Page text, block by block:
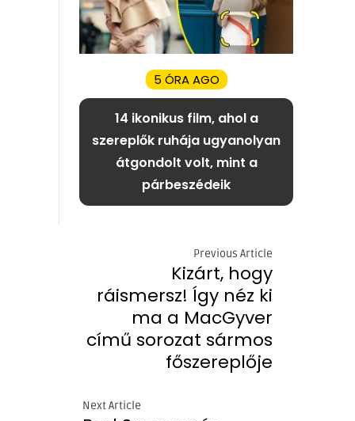
5 ÓRA AGO
14 ikonikus film, ahol a
szereplők ruhája ugyanolyan
átgondolt volt, mint a
párbeszédeik
Previous Article
Kizárt, hogy
ráismersz! Így néz ki
ma a MacGyver
című sorozat sármos
főszereplője
Next Article